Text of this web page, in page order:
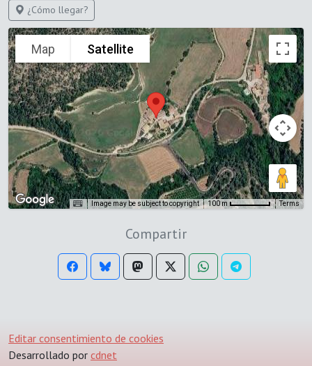
¿Cómo llegar?
Map Satellite
Image may be subject to copyright 100 m Terms
Compartir
Editar consentimiento de cookies
Desarrollado por cdnet